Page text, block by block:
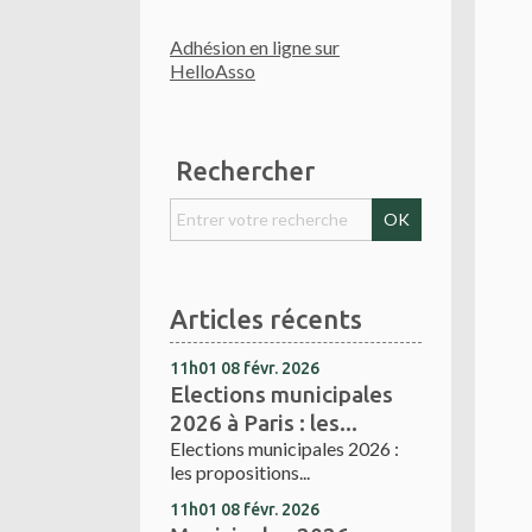
Adhésion en ligne sur
HelloAsso
Rechercher
Articles récents
11h01 08 févr. 2026
Elections municipales
2026 à Paris : les...
Elections municipales 2026 :
les propositions...
11h01 08 févr. 2026